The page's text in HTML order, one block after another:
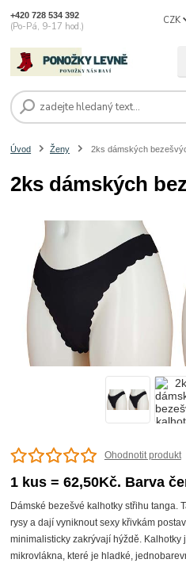
CZK
+420 728 534 392
(Po-Pá, 9-17 hod.)
Úvod Ženy 2ks dámských
2ks dámských
Ohodnotit produkt
1 kus = 62,50Kč. Barva
Dámské bezešvé kalhotky střihu tanga.
rysy a dají vyniknout sexy křivkám
minimalisticky zakrývají hýždě. Kalhotky
mikrovlákna, které je hladké,